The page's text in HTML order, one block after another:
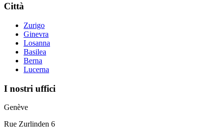
Città
Zurigo
Ginevra
Losanna
Basilea
Berna
Lucerna
I nostri uffici
Genève
Rue Zurlinden 6